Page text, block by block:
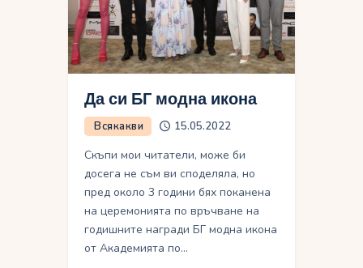
Да си БГ модна икона
Всякакви 15.05.2022
Скъпи мои читатели, може би
досега не съм ви споделяла, но
пред около 3 години бях поканена
на церемонията по връчване на
годишните награди БГ модна икона
от Академията по…